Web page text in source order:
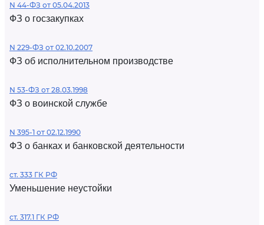
N 44-ФЗ от 05.04.2013
ФЗ о госзакупках
N 229-ФЗ от 02.10.2007
ФЗ об исполнительном производстве
N 53-ФЗ от 28.03.1998
ФЗ о воинской службе
N 395-1 от 02.12.1990
ФЗ о банках и банковской деятельности
ст. 333 ГК РФ
Уменьшение неустойки
ст. 317.1 ГК РФ